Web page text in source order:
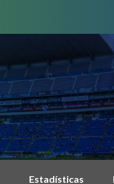
Estadísticas